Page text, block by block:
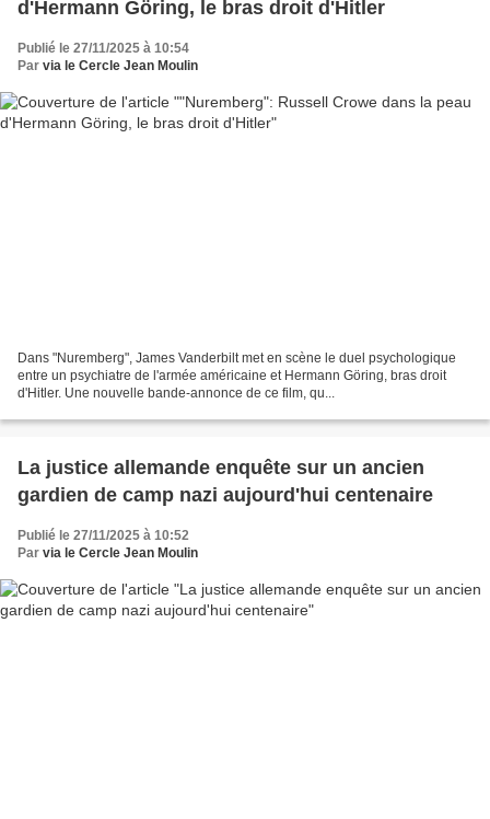
d'Hermann Göring, le bras droit d'Hitler
Publié le 27/11/2025 à 10:54
Par via le Cercle Jean Moulin
Dans "Nuremberg", James Vanderbilt met en scène le duel psychologique
entre un psychiatre de l'armée américaine et Hermann Göring, bras droit
d'Hitler. Une nouvelle bande-annonce de ce film, qu...
La justice allemande enquête sur un ancien
gardien de camp nazi aujourd'hui centenaire
Publié le 27/11/2025 à 10:52
Par via le Cercle Jean Moulin